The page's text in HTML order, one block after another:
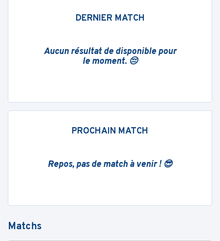
DERNIER MATCH
Aucun résultat de disponible pour
le moment. 😔
PROCHAIN MATCH
Repos, pas de match à venir ! 😎
Matchs